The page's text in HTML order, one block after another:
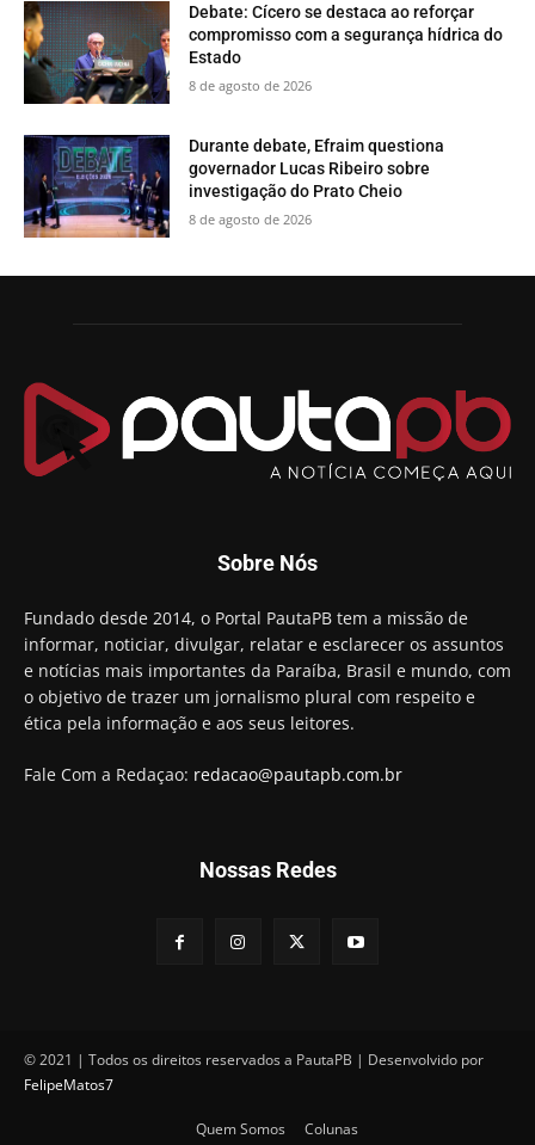
Debate: Cícero se destaca ao reforçar
compromisso com a segurança hídrica do
Estado
8 de agosto de 2026
Durante debate, Efraim questiona
governador Lucas Ribeiro sobre
investigação do Prato Cheio
8 de agosto de 2026
Sobre Nós
Fundado desde 2014, o Portal PautaPB tem a missão de
informar, noticiar, divulgar, relatar e esclarecer os assuntos
e notícias mais importantes da Paraíba, Brasil e mundo, com
o objetivo de trazer um jornalismo plural com respeito e
ética pela informação e aos seus leitores.
Fale Com a Redaçao: redacao@pautapb.com.br
Nossas Redes
© 2021 | Todos os direitos reservados a PautaPB | Desenvolvido por
FelipeMatos7
Quem Somos Colunas